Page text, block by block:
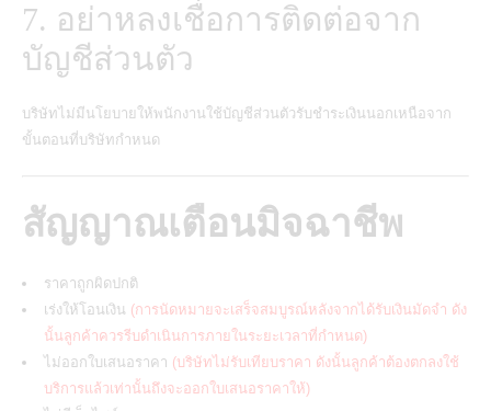
7. อย่าหลงเชื่อการติดต่อจาก
บัญชีส่วนตัว
บริษัทไม่มีนโยบายให้พนักงานใช้บัญชีส่วนตัวรับชำระเงินนอกเหนือจาก
ขั้นตอนที่บริษัทกำหนด
สัญญาณเตือนมิจฉาชีพ
ราคาถูกผิดปกติ
เร่งให้โอนเงิน (การนัดหมายจะเสร็จสมบูรณ์หลังจากได้รับเงินมัดจำ ดัง
นั้นลูกค้าควรรีบดำเนินการภายในระยะเวลาที่กำหนด)
ไม่ออกใบเสนอราคา (บริษัทไม่รับเทียบราคา ดังนั้นลูกค้าต้องตกลงใช้
บริการแล้วเท่านั้นถึงจะออกใบเสนอราคาให้)